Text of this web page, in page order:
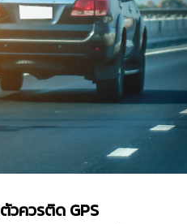
วควรติด GPS